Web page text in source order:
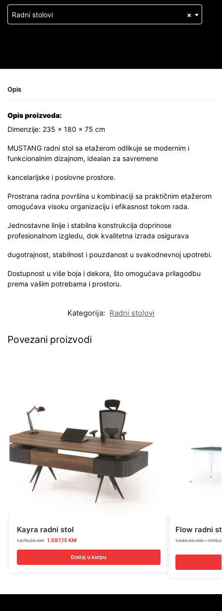
×
Radni stolovi
Opis
Opis proizvoda:
Dimenzije: 235 × 180 × 75 cm
MUSTANG radni stol sa etažerom odlikuje se modernim i
funkcionalnim dizajnom, idealan za savremene
kancelarijske i poslovne prostore.
Prostrana radna površina u kombinaciji sa praktičnim etažerom
omogućava visoku organizaciju i efikasnost tokom rada.
Jednostavne linije i stabilna konstrukcija doprinose
profesionalnom izgledu, dok kvalitetna izrada osigurava
dugotrajnost, stabilnost i pouzdanost u svakodnevnoj upotrebi.
Dostupnost u više boja i dekora, što omogućava prilagodbu
prema vašim potrebama i prostoru.
Kategorija: Radni stolovi
Povezani proizvodi
Kayra radni stol
1.879,00KM 1.597,15KM
Dodaj u korpu
Flow radni
1.049,00KM –